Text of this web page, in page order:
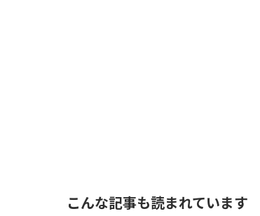
こんな記事も読まれています